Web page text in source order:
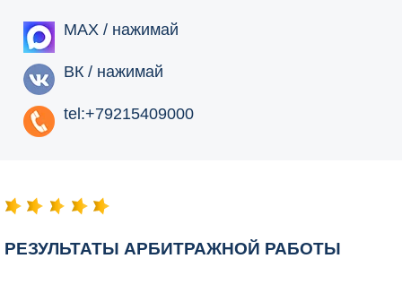
MAX / нажимай
ВК / нажимай
tel:+79215409000
РЕЗУЛЬТАТЫ АРБИТРАЖНОЙ РАБОТЫ